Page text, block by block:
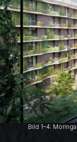
Bild 1–4: